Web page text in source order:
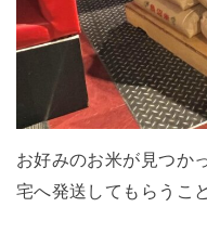
お好みのお米が見つか
宅へ発送してもらうこ